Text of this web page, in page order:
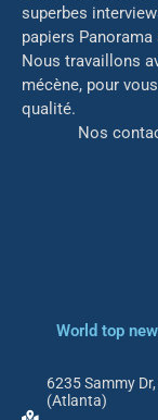
superbes
papiers
Nous travaillons
mécène, pour
qualité.
Nos
World top
6235 Sammy
(Atlanta)